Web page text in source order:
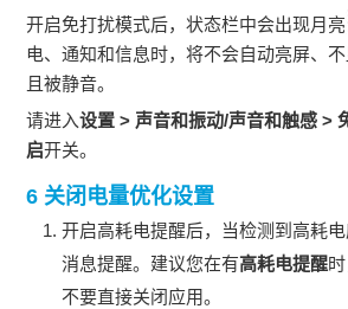
开启免打扰模式后，状态栏中会出现月亮
电、通知和信息时，将不会自动亮屏、
且被静音。
请进入设置 > 声音和振动/声音和触感 >
启开关。
6 关闭电量优化设置
开启高耗电提醒后，当检测到高耗
消息提醒。建议您在有高耗电提醒
不要直接关闭应用。